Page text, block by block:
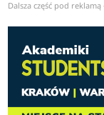
Dalsza część pod reklamą